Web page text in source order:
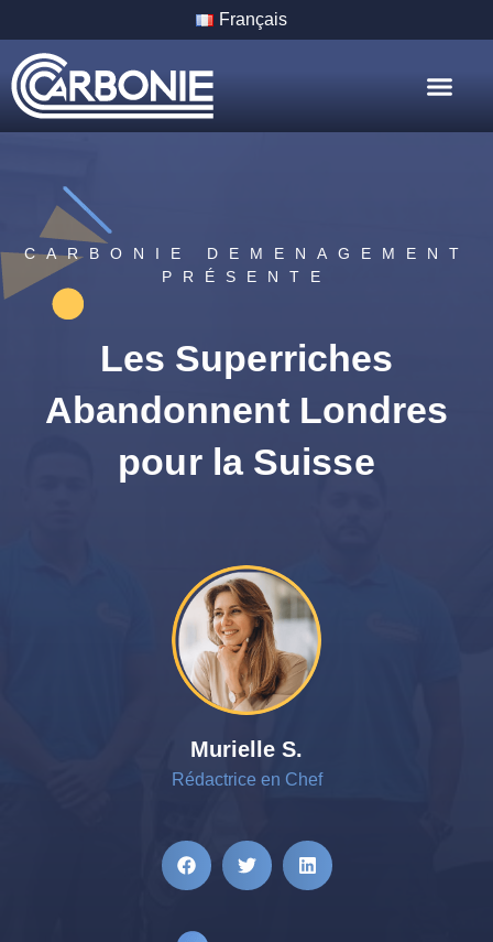
Français
CARBONIE DEMENAGEMENT
PRÉSENTE
Les Superriches
Abandonnent Londres
pour la Suisse
Murielle S.
Rédactrice en Chef